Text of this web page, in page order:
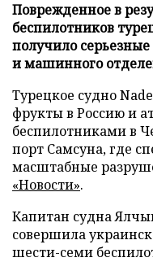
Поврежденное в
беспилотников
получило
и машинного
Турецкое судно
фрукты в Россию и
беспилотниками в
порт Самсуна, где
масштабные
«Новости».
Капитан судна
совершила
шести-семи